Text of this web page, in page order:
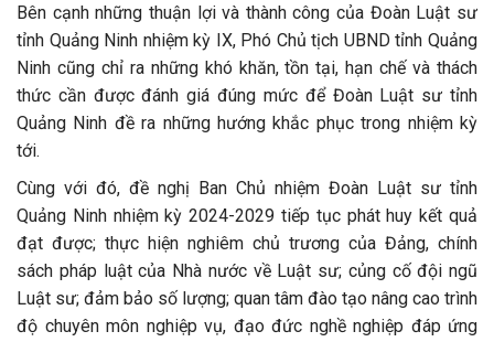
Bên cạnh những thuận lợi và thành công của Đoàn Luật sư
tỉnh Quảng Ninh nhiệm kỳ IX, Phó Chủ tịch UBND tỉnh Quảng
Ninh cũng chỉ ra những khó khăn, tồn tại, hạn chế và thách
thức cần được đánh giá đúng mức để Đoàn Luật sư tỉnh
Quảng Ninh đề ra những hướng khắc phục trong nhiệm kỳ
tới.
Cùng với đó, đề nghị Ban Chủ nhiệm Đoàn Luật sư tỉnh
Quảng Ninh nhiệm kỳ 2024-2029 tiếp tục phát huy kết quả
đạt được; thực hiện nghiêm chủ trương của Đảng, chính
sách pháp luật của Nhà nước về Luật sư; củng cố đội ngũ
Luật sư; đảm bảo số lượng; quan tâm đào tạo nâng cao trình
độ chuyên môn nghiệp vụ, đạo đức nghề nghiệp đáp ứng